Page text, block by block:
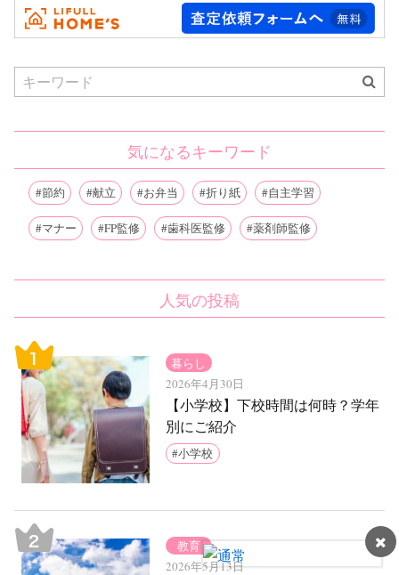
for:
気になるキーワード
節約 献立 お弁当 折り紙 自主学習
マナー FP監修 歯科医監修 薬剤師監修
人気の投稿
暮らし
2026年4月30日
【小学校】下校時間は何時？学年
別にご紹介
小学校
教育
2026年5月13日